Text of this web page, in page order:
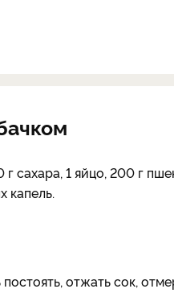
сахара, 1 яйцо, 200 г
капель.
отжать сок,